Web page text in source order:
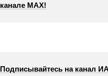
канале МАХ!
Подписывайтесь на канал